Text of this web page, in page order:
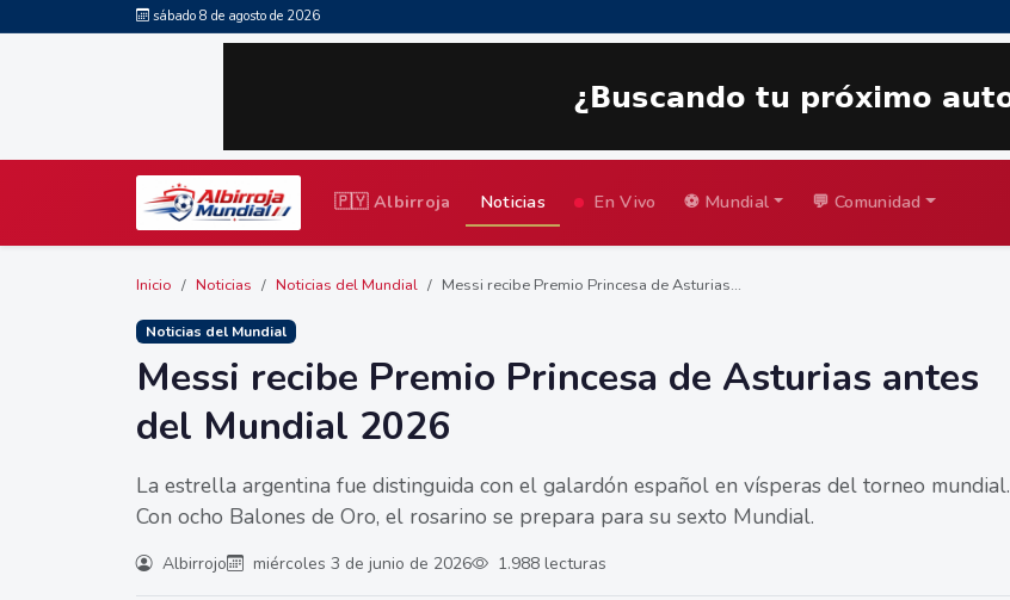
sábado 8 de agosto de 2026
🇵🇾 Albirroja Noticias En Vivo ⚽ Mundial 💬 Comunidad
Inicio Noticias Noticias del Mundial Messi recibe Premio Princesa de Asturias...
Noticias del Mundial
Messi recibe Premio Princesa de Asturias antes
del Mundial 2026
La estrella argentina fue distinguida con el galardón español en vísperas del torneo mundial.
Con ocho Balones de Oro, el rosarino se prepara para su sexto Mundial.
Albirrojo miércoles 3 de junio de 2026 1.988 lecturas